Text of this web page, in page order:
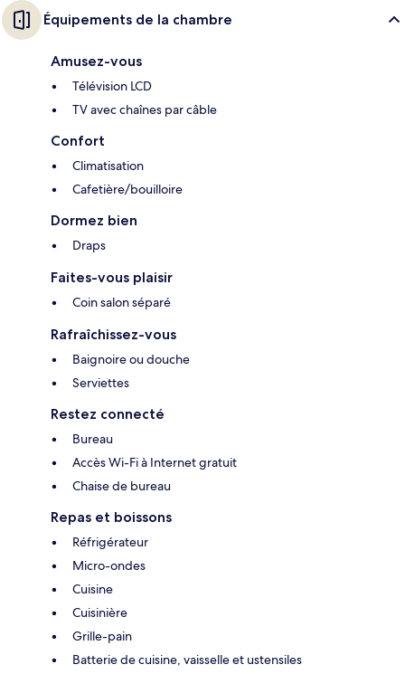
Équipements de la chambre
Amusez-vous
Télévision LCD
TV avec chaînes par câble
Confort
Climatisation
Cafetière/bouilloire
Dormez bien
Draps
Faites-vous plaisir
Coin salon séparé
Rafraîchissez-vous
Baignoire ou douche
Serviettes
Restez connecté
Bureau
Accès Wi-Fi à Internet gratuit
Chaise de bureau
Repas et boissons
Réfrigérateur
Micro-ondes
Cuisine
Cuisinière
Grille-pain
Batterie de cuisine, vaisselle et ustensiles